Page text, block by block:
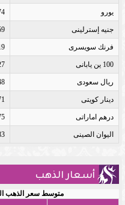
يورو
جنيه إسترلينى
فرنك سويسرى
100 ين يابانى
ريال سعودى
دينار كويتى
درهم اماراتى
اليوان الصينى
أسعار الذهب
متوسط سعر الذهب